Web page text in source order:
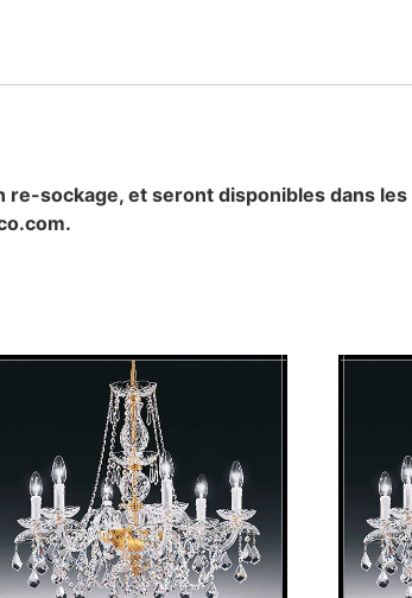
sockage, et seront disponibles dans